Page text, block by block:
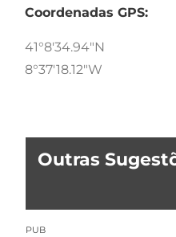
Coordenadas GPS:
41°8'34.94"N
8°37'18.12"W
Outras
PUB